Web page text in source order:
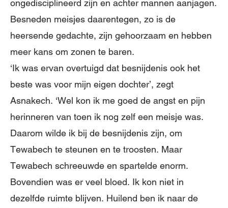
ongedisciplineerd zijn en achter mannen aanjagen.
Besneden meisjes daarentegen, zo is de
heersende gedachte, zijn gehoorzaam en hebben
meer kans om zonen te baren.
‘Ik was ervan overtuigd dat besnijdenis ook het
beste was voor mijn eigen dochter’, zegt
Asnakech. ‘Wel kon ik me goed de angst en pijn
herinneren van toen ik nog zelf een meisje was.
Daarom wilde ik bij de besnijdenis zijn, om
Tewabech te steunen en te troosten. Maar
Tewabech schreeuwde en spartelde enorm.
Bovendien was er veel bloed. Ik kon niet in
dezelfde ruimte blijven. Huilend ben ik naar de